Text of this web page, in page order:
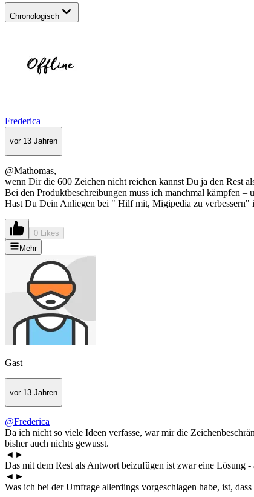
Chronologisch
Frederica
vor 13 Jahren
@Mathomas,
wenn Dir die 600 Zeichen nicht reichen kannst Du ja den Rest
Bei den Produktbeschreibungen muss ich manchmal kämpfen
Hast Du Dein Anliegen bei " Hilf mit, Migipedia zu verbessern"
0 Likes
Mehr
Gast
vor 13 Jahren
@Frederica
Da ich nicht so viele Ideen verfasse, war mir die
bisher auch nichts gewusst.
◄►
Das mit dem Rest als Antwort beizufügen ist zwar eine Lösung
◄►
Was ich bei der Umfrage allerdings vorgeschlagen habe, ist,